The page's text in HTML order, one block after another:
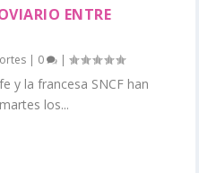
ENTRE
| 0 |
y la francesa SNCF han
los...